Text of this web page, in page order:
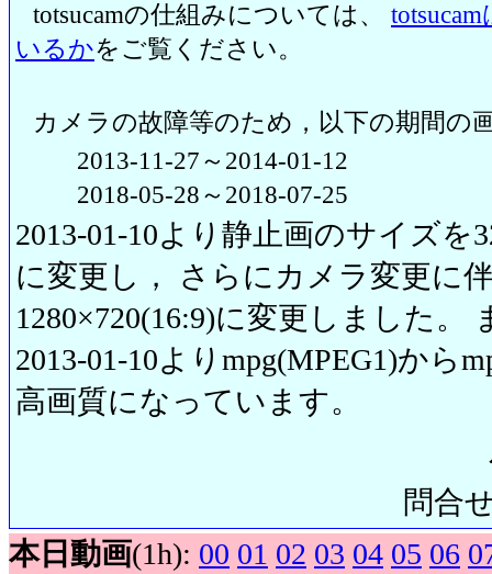
totsucamの仕組みについては、
いるかをご覧ください。
カメラの故障等のため，以下の期間の
2013-11-27～2014-01-12
2018-05-28～2018-07-25
2013-01-10より静止画のサイズを
に変更し， さらにカメラ変更に
1280×720(16:9)に変更しました。
2013-01-10よりmpg(MPEG1)から
高画質になっています。
問合
本日動画(1h): 00 01 02 03 04 05 06